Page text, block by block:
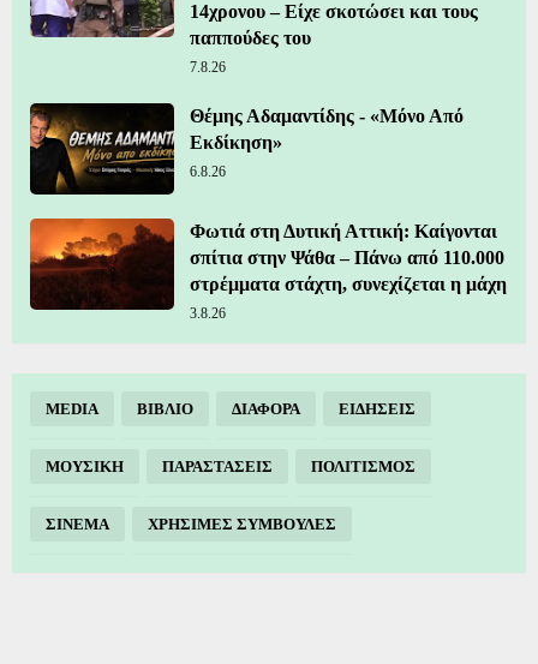
14χρονου – Είχε σκοτώσει και τους
παππούδες του
7.8.26
Θέμης Αδαμαντίδης - «Μόνο Από
Εκδίκηση»
6.8.26
Φωτιά στη Δυτική Αττική: Καίγονται
σπίτια στην Ψάθα – Πάνω από 110.000
στρέμματα στάχτη, συνεχίζεται η μάχη
3.8.26
MEDIA ΒΙΒΛΙΟ ΔΙΑΦΟΡΑ ΕΙΔΗΣΕΙΣ
ΜΟΥΣΙΚΗ ΠΑΡΑΣΤΑΣΕΙΣ ΠΟΛΙΤΙΣΜΟΣ
ΣΙΝΕΜΑ ΧΡΗΣΙΜΕΣ ΣΥΜΒΟΥΛΕΣ